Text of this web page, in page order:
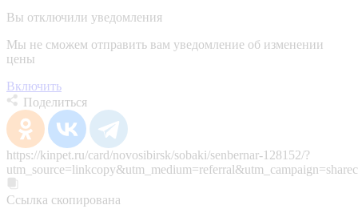
Вы отключили уведомления
Мы не сможем отправить вам уведомление об изменении
цены
Включить
Поделиться
https://kinpet.ru/card/novosibirsk/sobaki/senbernar-128152/?
Ссылка скопирована